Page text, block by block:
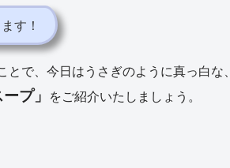
す！
で、今日はうさぎのように真っ白な、
プ」
をご紹介いたしましょう。